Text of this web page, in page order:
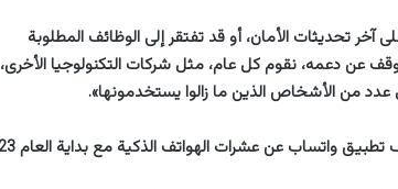
تحديثات الأمان، أو قد تفتقر إلى الوظائف المطلوبة
عن دعمه، نقوم كل عام، مثل شركات التكنولوجيا الأخرى،
عدد من الأشخاص الذين ما زالوا يستخدمونها».
واتساب عن عشرات الهواتف الذكية مع بداية العام 2023.